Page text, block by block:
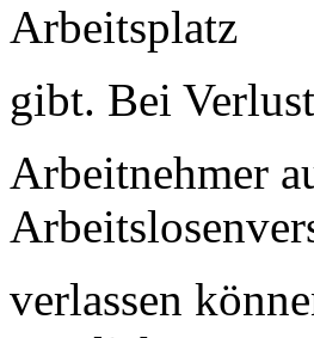
Arbeitsplatz
gibt. Bei
Arbeitnehmer
verlassen